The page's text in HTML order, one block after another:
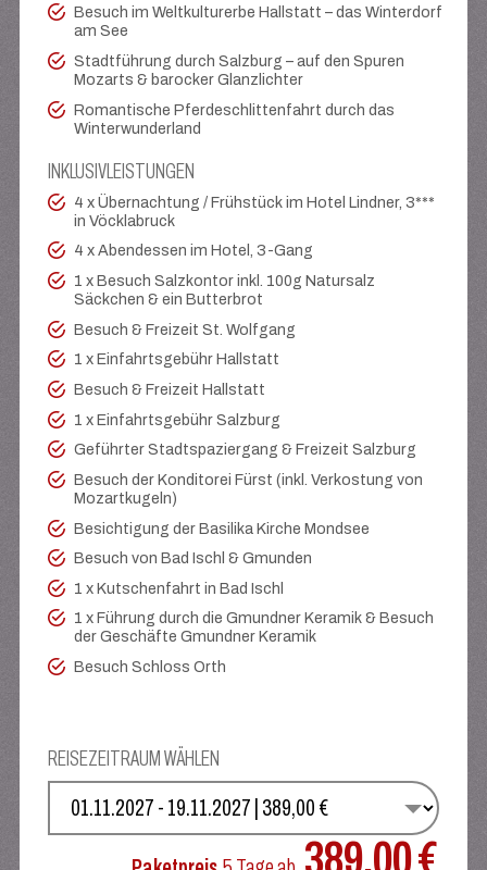
Besuch im Weltkulturerbe Hallstatt – das Winterdorf
am See
Stadtführung durch Salzburg – auf den Spuren
Mozarts & barocker Glanzlichter
Romantische Pferdeschlittenfahrt durch das
Winterwunderland
INKLUSIVLEISTUNGEN
4 x Übernachtung / Frühstück im Hotel Lindner, 3***
in Vöcklabruck
4 x Abendessen im Hotel, 3-Gang
1 x Besuch Salzkontor inkl. 100g Natursalz
Säckchen & ein Butterbrot
Besuch & Freizeit St. Wolfgang
1 x Einfahrtsgebühr Hallstatt
Besuch & Freizeit Hallstatt
1 x Einfahrtsgebühr Salzburg
Geführter Stadtspaziergang & Freizeit Salzburg
Besuch der Konditorei Fürst (inkl. Verkostung von
Mozartkugeln)
Besichtigung der Basilika Kirche Mondsee
Besuch von Bad Ischl & Gmunden
1 x Kutschenfahrt in Bad Ischl
1 x Führung durch die Gmundner Keramik & Besuch
der Geschäfte Gmundner Keramik
Besuch Schloss Orth
REISEZEITRAUM WÄHLEN
WÄHLEN SIE IHREN TERMIN
389,00 €